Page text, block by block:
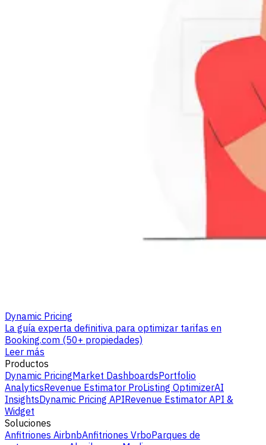
Dynamic Pricing
La guía experta definitiva para optimizar tarifas en
Booking.com (50+ propiedades)
Leer más
Productos
Dynamic PricingMarket DashboardsPortfolio
AnalyticsRevenue Estimator ProListing OptimizerAI
InsightsDynamic Pricing APIRevenue Estimator API &
Widget
Soluciones
Anfitriones AirbnbAnfitriones VrboParques de